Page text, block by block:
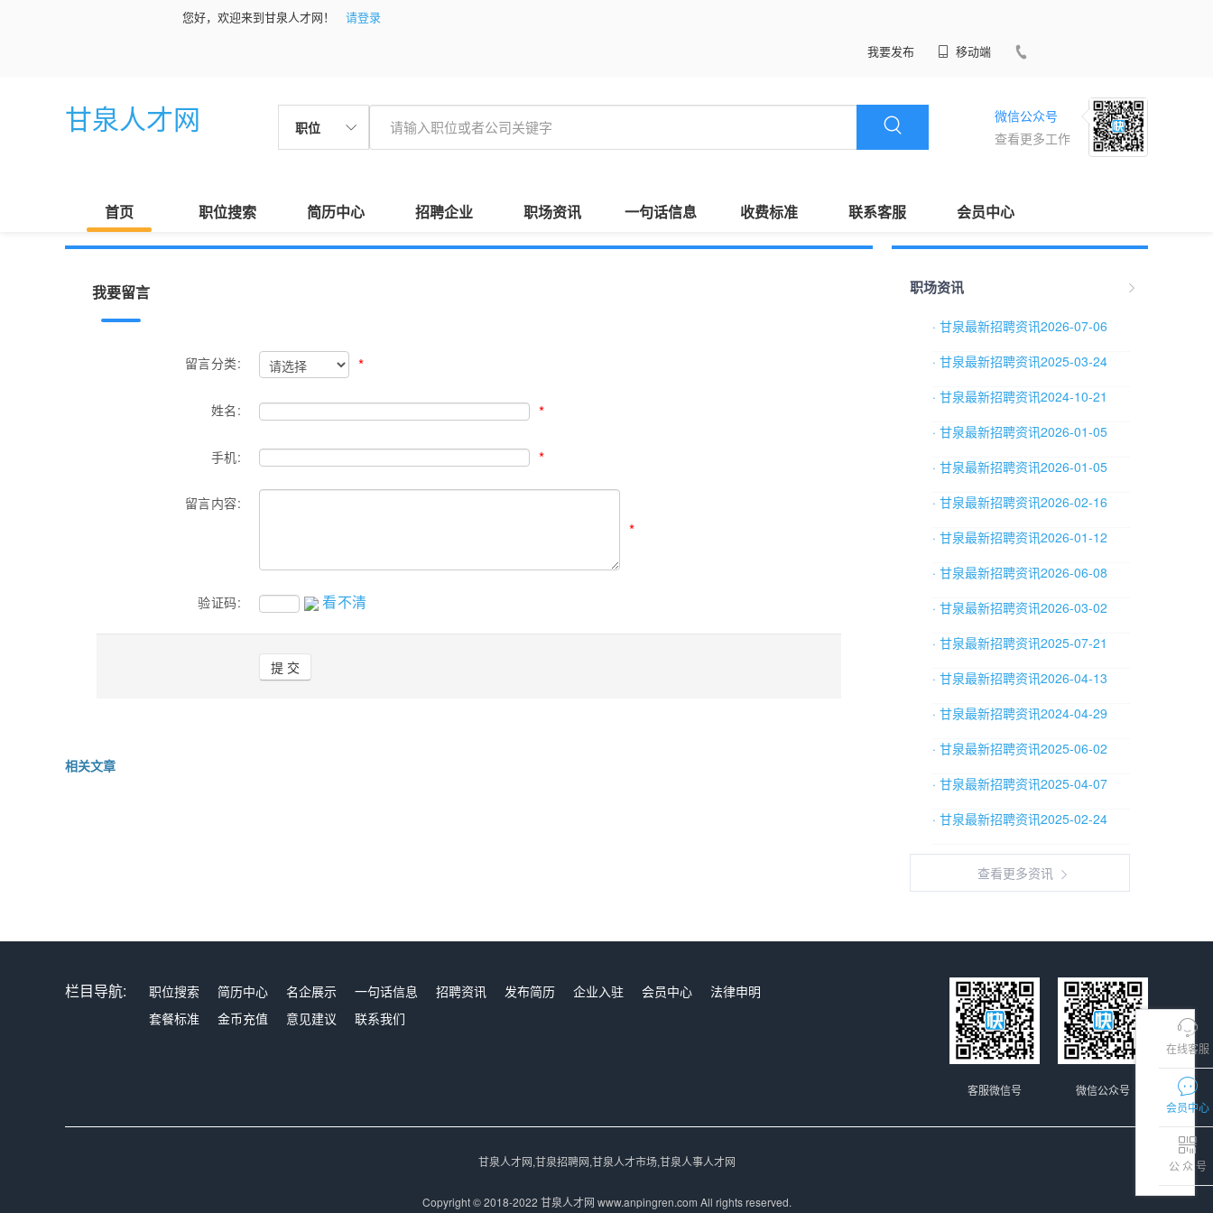
您好，欢迎来到甘泉人才网！
请登录
我要发布
移动端
甘泉人才网 职位
微信公众号
查看更多工作
首页 职位搜索 简历中心 招聘企业 职场资讯 一句话信息 收费标准 联系客服 会员中心
在线客服
会员中心
公 众 号
我要留言
留言分类: *
姓名: *
手机: *
留言内容:
*
验证码: 看不清
相关文章
职场资讯
· 甘泉最新招聘资讯2026-07-06
· 甘泉最新招聘资讯2025-03-24
· 甘泉最新招聘资讯2024-10-21
· 甘泉最新招聘资讯2026-01-05
· 甘泉最新招聘资讯2026-01-05
· 甘泉最新招聘资讯2026-02-16
· 甘泉最新招聘资讯2026-01-12
· 甘泉最新招聘资讯2026-06-08
· 甘泉最新招聘资讯2026-03-02
· 甘泉最新招聘资讯2025-07-21
· 甘泉最新招聘资讯2026-04-13
· 甘泉最新招聘资讯2024-04-29
· 甘泉最新招聘资讯2025-06-02
· 甘泉最新招聘资讯2025-04-07
· 甘泉最新招聘资讯2025-02-24
查看更多资讯
栏目导航: 职位搜索 简历中心 名企展示 一句话信息 招聘资讯 发布简历 企业入驻 会员中心
法律申明
套餐标准
金币充值 意见建议 联系我们
微信公众号
客服微信号
甘泉人才网,甘泉招聘网,甘泉人才市场,甘泉人事人才网
Copyright © 2018-2022 甘泉人才网 www.anpingren.com All rights reserved.